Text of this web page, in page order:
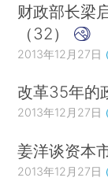
财政部长梁
（32）
2013年12月27日
改革35年的
2013年12月27日
姜洋谈资本
2013年12月27日